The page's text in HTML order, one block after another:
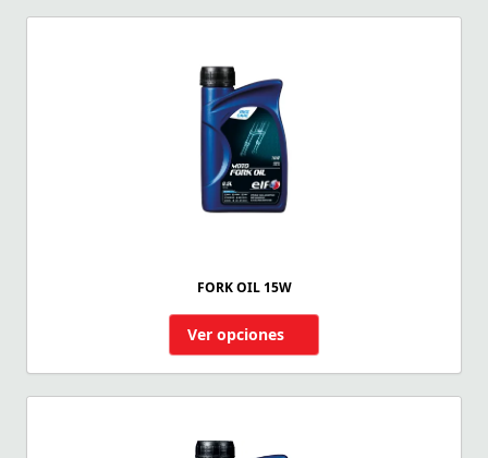
FORK OIL 15W
Ver opciones